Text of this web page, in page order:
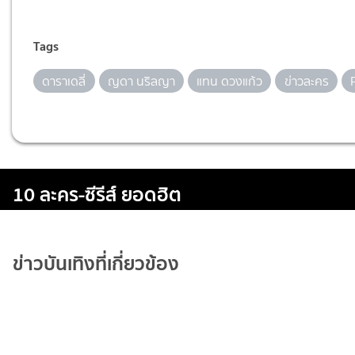
Tags
ดาราเดลี่ ญดา นริลญา แทน ดวงแก้ว ข่าวละคร
10 ละคร-ซีรีส์ ยอดฮิต
ข่าวบันเทิงที่เกี่ยวข้อง